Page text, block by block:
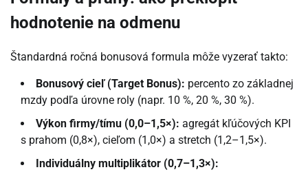
hodnotenie na odmenu
Štandardná ročná bonusová formula môže vyzerať takto:
Bonusový cieľ (Target Bonus): percento zo základnej
mzdy podľa úrovne roly (napr. 10 %, 20 %, 30 %).
Výkon firmy/tímu (0,0–1,5×): agregát kľúčových KPI
s prahom (0,8×), cieľom (1,0×) a stretch (1,2–1,5×).
Individuálny multiplikátor (0,7–1,3×):